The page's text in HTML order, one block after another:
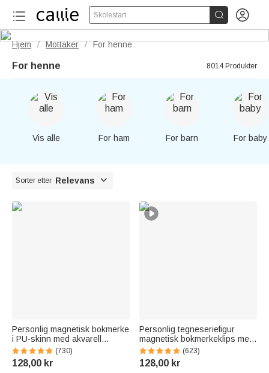
Skolestart  
Hjem / Mottaker / For henne
For henne 8014 Produkter
Vis alle For ham For barn For baby
Sorter etter Relevans 
Personlig magnetisk bokmerke
i PU-skinn med akvarell
fødselsblomst og navn perfekt
bursdagsgave til bokelskere
(730)
128,00 kr
Personlig tegneseriefigur
magnetisk bokmerkeklips med
navn Lesetilbehør
Bursdagsgave til kvinner som
elsker bøker
(623)
128,00 kr